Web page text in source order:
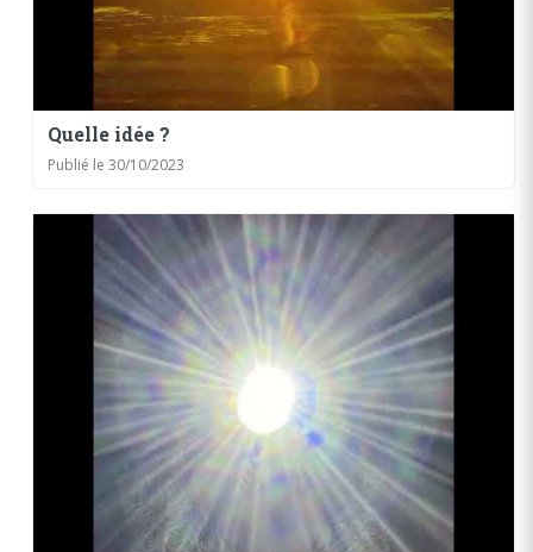
Quelle idée ?
Publié le 30/10/2023